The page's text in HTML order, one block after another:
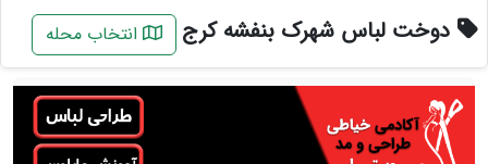
دوخت لباس شهرک بنفشه کرج انتخاب محله